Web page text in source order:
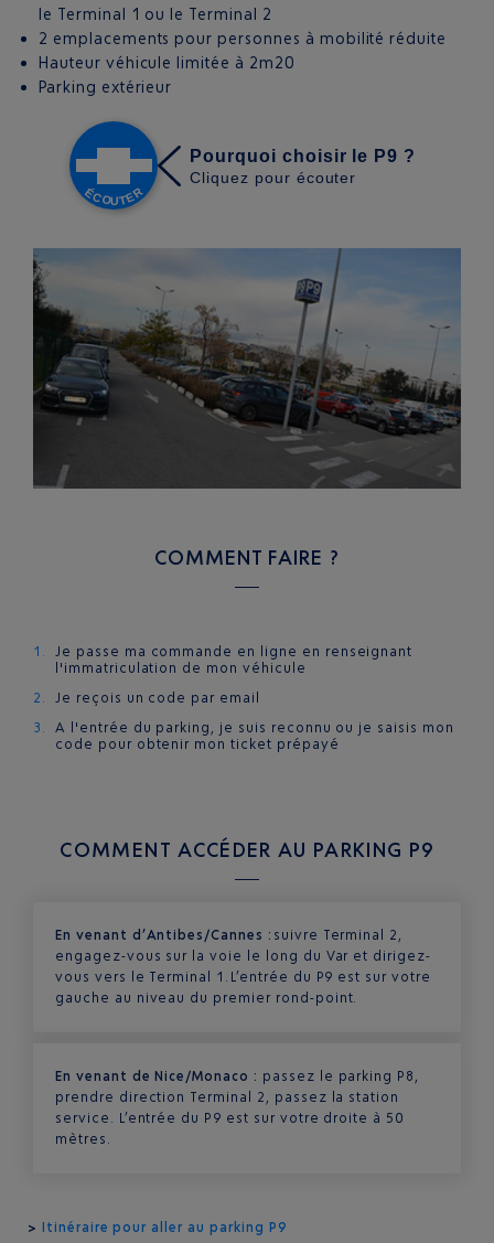
le Terminal 1 ou le Terminal 2
2 emplacements pour personnes à mobilité réduite
Hauteur véhicule limitée à 2m20
Parking extérieur
COMMENT FAIRE ?
Je passe ma commande en ligne en renseignant
l'immatriculation de mon véhicule
Je reçois un code par email
A l'entrée du parking, je suis reconnu ou je saisis mon
code pour obtenir mon ticket prépayé
COMMENT ACCÉDER AU PARKING P9
En venant d’Antibes/Cannes : suivre Terminal 2,
engagez-vous sur la voie le long du Var et dirigez-
vous vers le Terminal 1. L’entrée du P9 est sur votre
gauche au niveau du premier rond-point.
En venant de Nice/Monaco : passez le parking P8,
prendre direction Terminal 2, passez la station
service. L’entrée du P9 est sur votre droite à 50
mètres.
> Itinéraire pour aller au parking P9